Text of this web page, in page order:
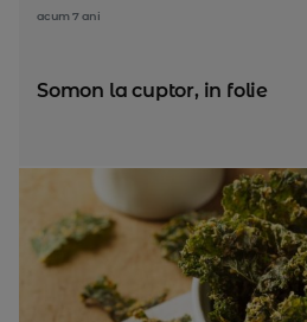
acum 7 ani
Somon la cuptor, in folie